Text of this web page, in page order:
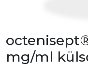
mg/ml